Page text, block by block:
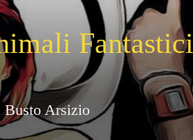
Fantastici
Busto Arsizio